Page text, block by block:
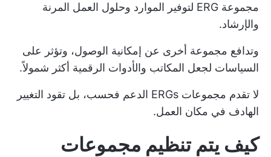
مجموعة ERG لتوفير الموارد وحلول العمل المرنة
والإرشاد.
وتدافع مجموعة أخرى عن إمكانية الوصول، وتؤثر على
السياسات لجعل المكاتب والأدوات الرقمية أكثر شمولاً.
لا تقدم مجموعات ERGs الدعم فحسب، بل تقود التغيير
الهادف في مكان العمل.
كيف يتم تنظيم مجموعات